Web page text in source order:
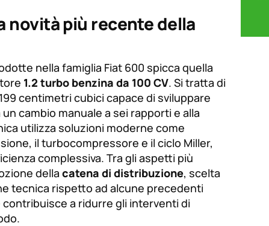
novità più recente della
nella famiglia Fiat 600 spicca quella
1.2 turbo benzina da 100 CV. Si tratta di
centimetri cubici capace di sviluppare
un cambio manuale a sei rapporti e alla
utilizza soluzioni moderne come
il turbocompressore e il ciclo Miller,
complessiva. Tra gli aspetti più
della catena di distribuzione, scelta
tecnica rispetto ad alcune precedenti
a ridurre gli interventi di